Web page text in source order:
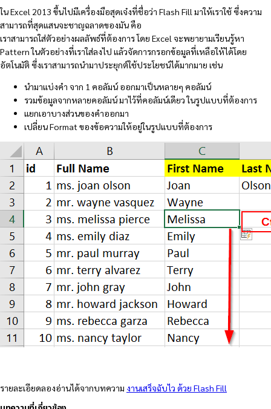
ใน Excel 2013 ขึ้นไปมีเครื่องมือสุดเจ๋งที่ชื่อว่า Flash Fill มาให้เราใช้ ซึ่งความ
สามารถที่สุดแสนจะชาญฉลาดของมัน คือ
เราสามารถใส่ตัวอย่างผลลัพธ์ที่ต้องการ โดย Excel จะพยายามเรียนรู้หา
Pattern ในตัวอย่างที่เราใส่ลงไป แล้วจัดการกรอกข้อมูลที่เหลือให้ได้โดย
อัตโนมัติ ซึ่งเราสามารถนำมาประยุกต์ใช้ประโยชน์ได้มากมาย เช่น
นำมาแบ่งคำ จาก 1 คอลัมน์ ออกมาเป็นหลายๆ คอลัมน์
รวมข้อมูลจากหลายคอลัมน์ มาไว้ที่คอลัมน์เดียว ในรูปแบบที่ต้องการ
แยกเอาบางส่วนของคำออกมา
เปลี่ยน Format ของข้อความให้อยู่ในรูปแบบที่ต้องการ
รายละเอียดลองอ่านได้จากบทความ งานเสร็จฉับไว ด้วย Flash Fill